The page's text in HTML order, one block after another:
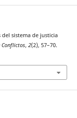
sistema de justicia
Conflictos, 2(2), 57–70.